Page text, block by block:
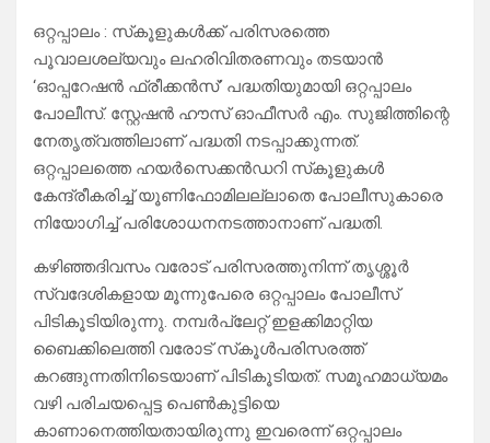
ഒറ്റപ്പാലം : സ്‌കൂളുകൾക്ക് പരിസരത്തെ
പൂവാലശല്യവും ലഹരിവിതരണവും തടയാൻ
‘ഓപ്പറേഷൻ ഫ്രീക്കൻസ്’ പദ്ധതിയുമായി ഒറ്റപ്പാലം
പോലീസ്. സ്റ്റേഷൻ ഹൗസ് ഓഫീസർ എം. സുജിത്തിന്റെ
നേതൃത്വത്തിലാണ് പദ്ധതി നടപ്പാക്കുന്നത്.
ഒറ്റപ്പാലത്തെ ഹയർസെക്കൻഡറി സ്‌കൂളുകൾ
കേന്ദ്രീകരിച്ച് യൂണിഫോമിലല്ലാതെ പോലീസുകാരെ
നിയോഗിച്ച് പരിശോധനനടത്താനാണ് പദ്ധതി.
കഴിഞ്ഞദിവസം വരോട് പരിസരത്തുനിന്ന് തൃശ്ശൂർ
സ്വദേശികളായ മൂന്നുപേരെ ഒറ്റപ്പാലം പോലീസ്
പിടികൂടിയിരുന്നു. നമ്പർപ്ലേറ്റ് ഇളക്കിമാറ്റിയ
ബൈക്കിലെത്തി വരോട് സ്‌കൂൾപരിസരത്ത്
കറങ്ങുന്നതിനിടെയാണ് പിടികൂടിയത്. സമൂഹമാധ്യമം
വഴി പരിചയപ്പെട്ട പെൺകുട്ടിയെ
കാണാനെത്തിയതായിരുന്നു ഇവരെന്ന് ഒറ്റപ്പാലം